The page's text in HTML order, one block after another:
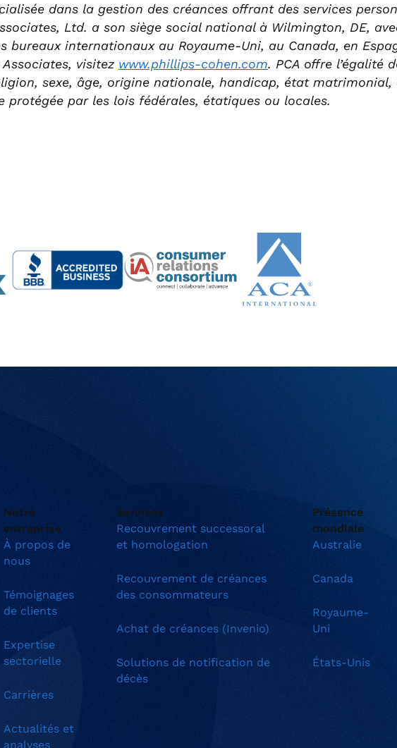
dans la gestion des créances offrant des services
Ltd. a son siège social national à Wilmington, DE,
internationaux au Royaume-Uni, au Canada, en
visitez www.phillips-cohen.com. PCA offre l’égalité
sexe, âge, origine nationale, handicap, état
par les lois fédérales, étatiques ou locales.
Notre
entreprise
À propos de
nous
Témoignages
de clients
Expertise
sectorielle
Carrières
Actualités et
analyses
Services
Recouvrement successoral
et homologation
Recouvrement de créances
des consommateurs
Achat de créances (Invenio)
Solutions de notification de
décès
Présence
mondiale
Australie
Canada
Royaume-
Uni
États-Unis